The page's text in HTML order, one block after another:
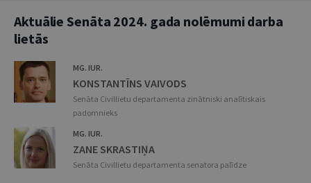
Aktuālie Senāta 2024. gada nolēmumi darba
lietās
MG. IUR.
KONSTANTĪNS VAIVODS
Senāta Civillietu departamenta zinātniski analītiskais
padomnieks
MG. IUR.
ZANE SKRASTIŅA
Senāta Civillietu departamenta senatora palīdze